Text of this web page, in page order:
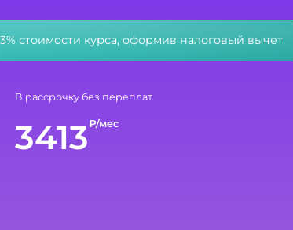
стоимости курса, оформив налоговый вычет
В рассрочку без переплат
3413₽/мес